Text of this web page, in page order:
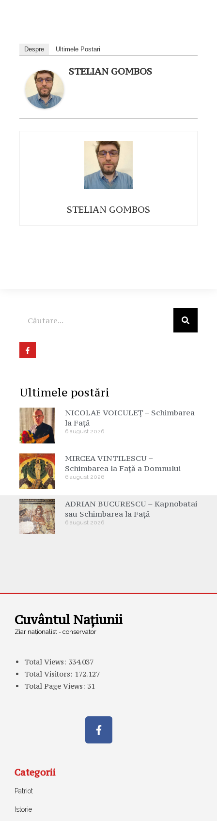
Despre Ultimele Postari
STELIAN GOMBOS
STELIAN GOMBOS
Ultimele postări
NICOLAE VOICULEȚ – Schimbarea
la Față
6 august 2026
MIRCEA VINTILESCU –
Schimbarea la Față a Domnului
6 august 2026
ADRIAN BUCURESCU – Kapnobatai
sau Schimbarea la Față
6 august 2026
Cuvântul Națiunii
Ziar naționalist - conservator
Total Views: 334.037
Total Visitors: 172.127
Total Page Views: 31
Categorii
Patriot
Istorie